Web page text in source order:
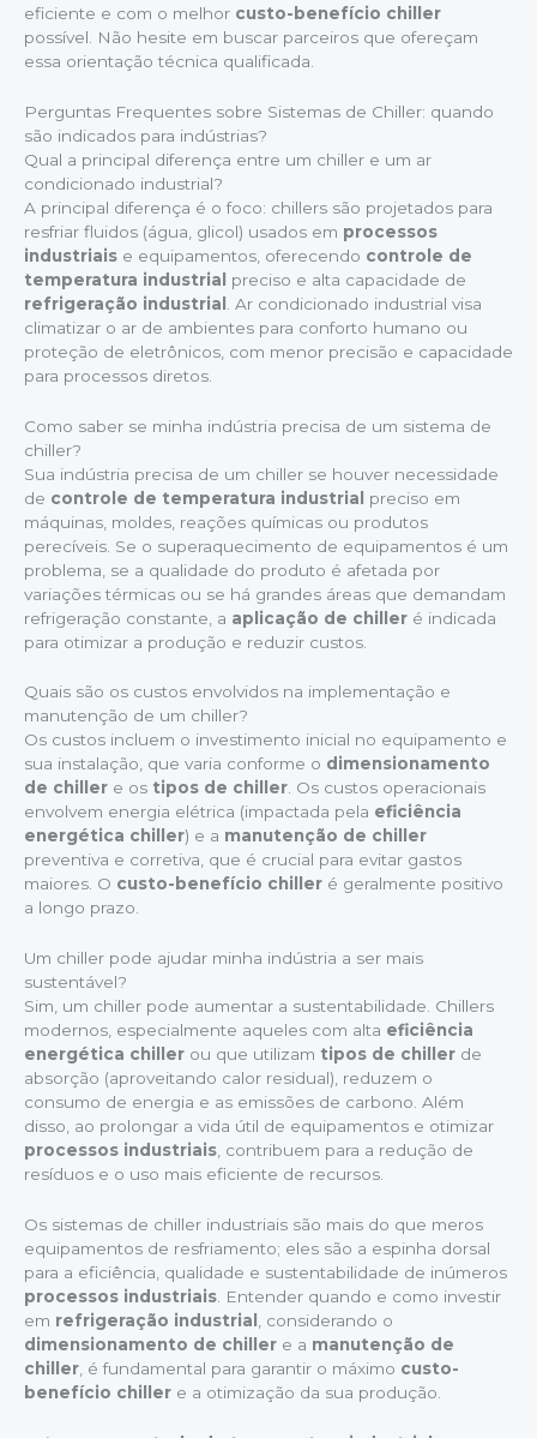
eficiente e com o melhor custo-benefício chiller
possível. Não hesite em buscar parceiros que ofereçam
essa orientação técnica qualificada.
Perguntas Frequentes sobre Sistemas de Chiller: quando
são indicados para indústrias?
Qual a principal diferença entre um chiller e um ar
condicionado industrial?
A principal diferença é o foco: chillers são projetados para
resfriar fluidos (água, glicol) usados em processos
industriais e equipamentos, oferecendo controle de
temperatura industrial
preciso e alta capacidade de
refrigeração industrial
. Ar condicionado industrial visa
climatizar o ar de ambientes para conforto humano ou
proteção de eletrônicos, com menor precisão e capacidade
para processos diretos.
Como saber se minha indústria precisa de um sistema de
chiller?
Sua indústria precisa de um chiller se houver necessidade
de controle de temperatura industrial
preciso em
máquinas, moldes, reações químicas ou produtos
perecíveis. Se o superaquecimento de equipamentos é um
problema, se a qualidade do produto é afetada por
variações térmicas ou se há grandes áreas que demandam
refrigeração constante, a aplicação de chiller é indicada
para otimizar a produção e reduzir custos.
Quais são os custos envolvidos na implementação e
manutenção de um chiller?
Os custos incluem o investimento inicial no equipamento e
sua instalação, que varia conforme o dimensionamento
de chiller e os tipos de chiller. Os custos operacionais
envolvem energia elétrica (impactada pela eficiência
energética chiller) e a manutenção de chiller
preventiva e corretiva, que é crucial para evitar gastos
maiores. O custo-benefício chiller é geralmente positivo
a longo prazo.
Um chiller pode ajudar minha indústria a ser mais
sustentável?
Sim, um chiller pode aumentar a sustentabilidade. Chillers
modernos, especialmente aqueles com alta eficiência
energética chiller ou que utilizam tipos de chiller de
absorção (aproveitando calor residual), reduzem o
consumo de energia e as emissões de carbono. Além
disso, ao prolongar a vida útil de equipamentos e otimizar
processos industriais, contribuem para a redução de
resíduos e o uso mais eficiente de recursos.
Os sistemas de chiller industriais são mais do que meros
equipamentos de resfriamento; eles são a espinha dorsal
para a eficiência, qualidade e sustentabilidade de inúmeros
processos industriais. Entender quando e como investir
em refrigeração industrial , considerando o
dimensionamento de chiller e a manutenção de
chiller, é fundamental para garantir o máximo custo-
benefício chiller e a otimização da sua produção.